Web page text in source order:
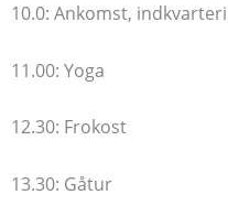
10.0: Ankomst,
11.00: Yoga
12.30: Frokost
13.30: Gåtur